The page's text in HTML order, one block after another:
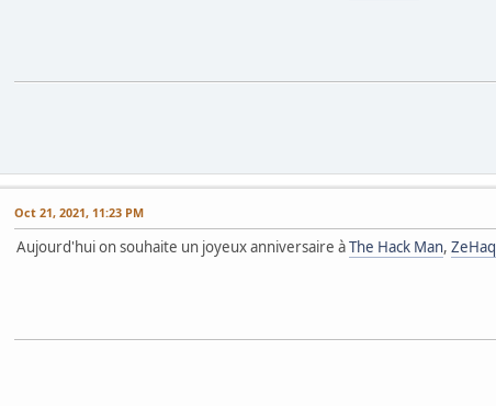
Oct 21, 2021, 11:23 PM
Aujourd'hui on souhaite un joyeux anniversaire àThe Hack Man, ZeHaq